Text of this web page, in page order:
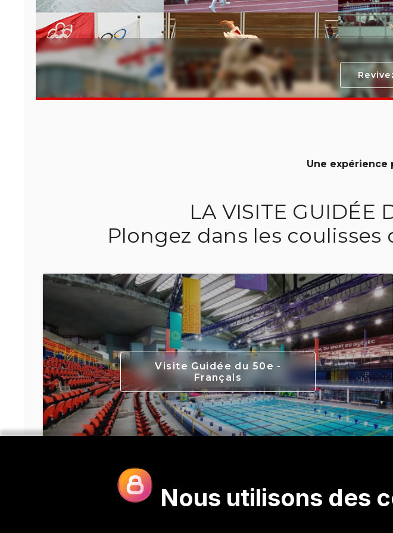
Une
LA VISITE GUIDÉE
Plongez dans les
Visite Guidée du 50e -
Français